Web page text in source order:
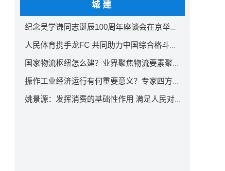
城建
纪念吴学谦同志诞辰100周年座谈会在京举行 汪洋出席
人民体育携手龙FC 共同助力中国综合格斗事业发展
国家物流枢纽怎么建？业界聚焦物流要素聚集方式创新
振作工业经济运行有何重要意义？专家四方面权威解读
姚景源：发挥消费的基础性作用 满足人民对美好生活向往